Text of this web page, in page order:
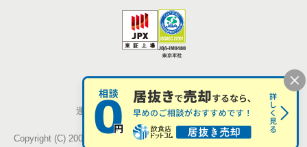
個人情報の取扱い
運営会社 株式会社シンクロ・フード
Copyright (C) 2005-2026 Synchro Food Co., Ltd.